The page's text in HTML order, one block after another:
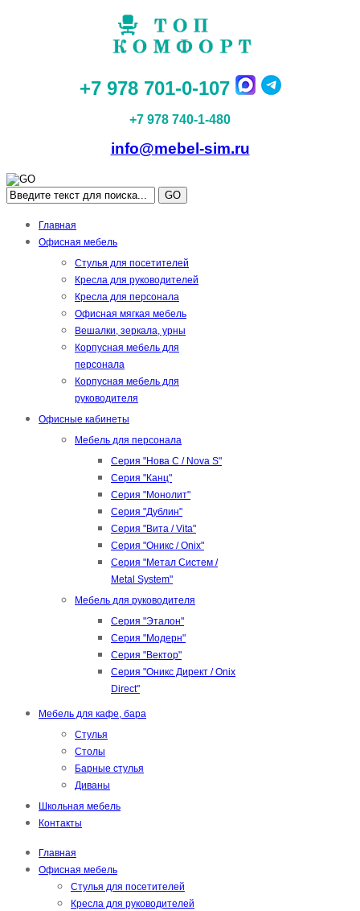
+7 978 701-0-107
+7 978 740-1-480
info@mebel-sim.ru
GO
Главная
Офисная мебель
Стулья для посетителей
Кресла для руководителей
Кресла для персонала
Офисная мягкая мебель
Вешалки, зеркала, урны
Корпусная мебель для
персонала
Корпусная мебель для
руководителя
Офисные кабинеты
Мебель для персонала
Серия "Нова С / Nova S"
Серия "Канц"
Серия "Монолит"
Серия "Дублин"
Серия "Вита / Vita"
Серия "Оникс / Onix"
Серия "Метал Систем /
Metal System"
Мебель для руководителя
Серия "Эталон"
Серия "Модерн"
Серия "Вектор"
Серия "Оникс Директ / Onix
Direct"
Мебель для кафе, бара
Стулья
Столы
Барные стулья
Диваны
Школьная мебель
Контакты
Главная
Офисная мебель
Стулья для посетителей
Кресла для руководителей